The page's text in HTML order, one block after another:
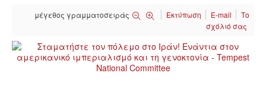
ΑΝΑΚΟΙΝΏΣΕΙΣ
ΑΝΑΛΎΣΕΙΣ
μέγεθος γραμματοσειράς Εκτύπωση E-mail
Το
σχόλιό σας